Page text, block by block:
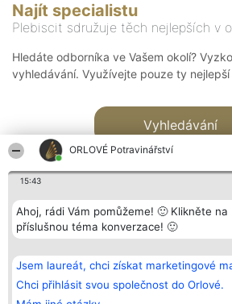
ORLOVÉ Potravinářství
15:43
Ahoj, rádi Vám pomůžeme! 🙂 Klikněte na
příslušnou téma konverzace! 🙂
Jsem laureát, chci získat marketingové
Chci přihlásit svou společnost do Orlové.
Najít specialistu
Plebiscit sdružuje těch nejlepších v
Hledáte odborníka ve Vašem okolí?
vyhledávání. Využívejte pouze ty
Vyhledávání
Bright Side Solutions sp. z o.
o. sp. k.
ul. Ruska 22
Wrocław 50-079
Vítězové
Seznam všech
laureátů
Zásady